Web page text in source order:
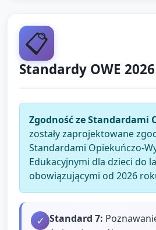
📋
Standardy OWE 2026
Zgodność ze Standardami
zostały zaprojektowane
Standardami Opiekuńczo-
Edukacyjnymi dla dzieci do
obowiązującymi od 2026
✓ Standard 7: